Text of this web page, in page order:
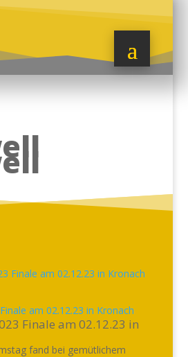
am 02.12.23 in Kronach
Finale am 02.12.23 in
fand bei gemütlichem